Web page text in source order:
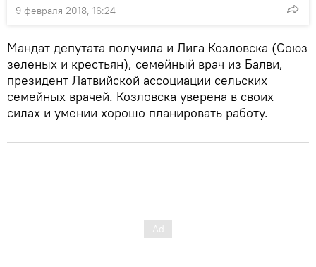
9 февраля 2018, 16:24
Мандат депутата получила и Лига Козловска (Союз
зеленых и крестьян), семейный врач из Балви,
президент Латвийской ассоциации сельских
семейных врачей. Козловска уверена в своих
силах и умении хорошо планировать работу.